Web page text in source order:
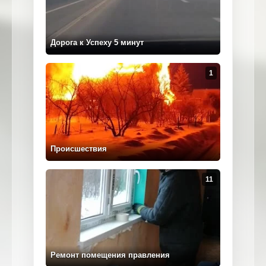
Дорога к Успеху 5 минут
Происшествия
1
Ремонт помещения правления
11